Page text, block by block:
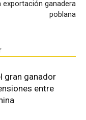
exportación ganadera
poblana
gran ganador
entre